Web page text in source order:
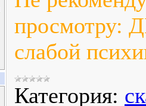
просмотру:
слабой
Категория: